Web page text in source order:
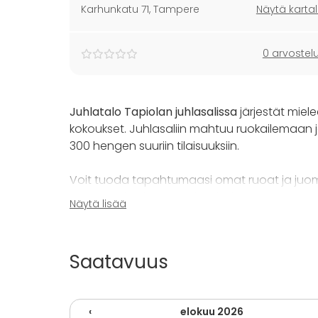
Karhunkatu 71, Tampere Näytä
0
Juhlatalo Tapiolan juhlasalissajärjestät
kokoukset. Juhlasaliin mahtuu
300 hengen suuriin tilaisuuksiin.
Voit tuoda tapahtumaasi omat ruoat ja
Pöydät tulee järjestää itse haluamaansa
voi myös ostaa lisäpalveluna. Juhlatalo
oheisohjelmaa kokouksien yhteyteen, tai
Näytä lisää
Saatavuus
‹ elokuu 2026